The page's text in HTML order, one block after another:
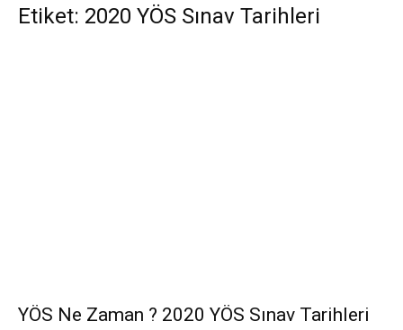
Etiket: 2020 YÖS Sınav Tarihleri
YÖS Ne Zaman ? 2020 YÖS Sınav Tarihleri